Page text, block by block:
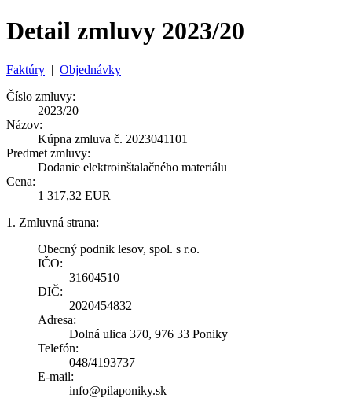
Detail zmluvy 2023/20
Faktúry | Objednávky
Číslo zmluvy:
2023/20
Názov:
Kúpna zmluva č. 2023041101
Predmet zmluvy:
Dodanie elektroinštalačného materiálu
Cena:
1 317,32 EUR
1. Zmluvná strana:
Obecný podnik lesov, spol. s r.o.
IČO:
31604510
DIČ:
2020454832
Adresa:
Dolná ulica 370, 976 33 Poniky
Telefón:
048/4193737
E-mail:
info@pilaponiky.sk